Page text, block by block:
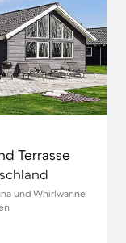
Terrasse
und Whirlwanne